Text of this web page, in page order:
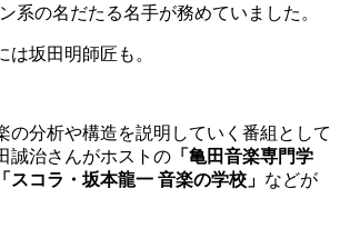
系の名だたる名手が務めていました。
は坂田明師匠も。
の分析や構造を説明していく番組として
誠治さんがホストの 「亀田音楽専門学
「スコラ・坂本龍一 音楽の学校」 などが